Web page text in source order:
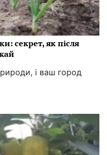
секрет, як після
і ваш город